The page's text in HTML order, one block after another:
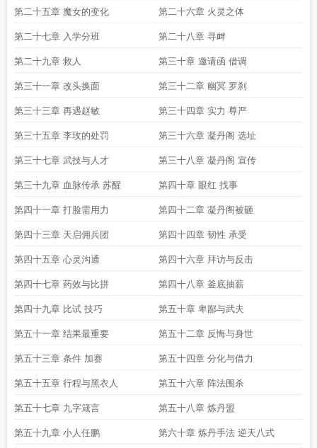
第二十五章 魔女的变化 第二十六章 火灵之体
第二十七章 入学分班 第二十八章 寻衅
第二十九章 救人 第三十章 邀请函 借调
第三十一章 改头换面 第三十二章 幽冥 罗刹
第三十三章 再遇赵敏 第三十四章 实力 尊严
第三十五章 李玫的处罚 第三十六章 凝丹阁 选址
第三十七章 武技与人才 第三十八章 凝丹阁 宣传
第三十九章 血脉传承 苏醒 第四十章 眼红 找事
第四十一章 打脸需用力 第四十二章 凝丹阁被砸
第四十三章 天启佣兵团 第四十四章 韧性 承受
第四十五章 心灵沟通 第四十六章 拜访与反击
第四十七章 药效与比拼 第四十八章 釜底抽薪
第四十九章 比试 技巧 第五十章 卑鄙与武夫
第五十一章 结果最重要 第五十二章 反悔与身世
第五十三章 条件 加赛 第五十四章 分化与借力
第五十五章 行程与黑衣人 第五十六章 阵法围杀
第五十七章 九字箴言 第五十八章 炼丹盟
第五十九章 小人任鹏 第六十章 炼丹手法 逆天八式